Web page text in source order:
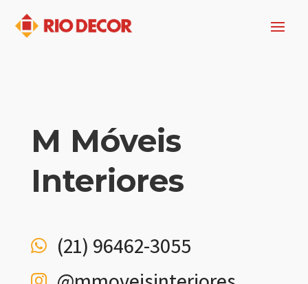
M Móveis
Interiores
 (21) 96462-3055